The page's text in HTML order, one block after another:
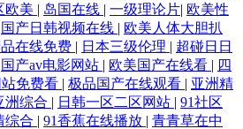
欧美 | 岛国在线 | 一级理论片| 欧美性
国产日韩视频在线 | 欧美人体大胆扒
在线免费 | 日本三级伦理 | 超碰日日
国产av电影网站 | 欧美国产在线看 | 四
免费看 | 极品国产在线观看 | 亚洲精
洲综合 | 日韩一区二区网站 | 91社区
综合 | 91香蕉在线播放 | 青青草在中